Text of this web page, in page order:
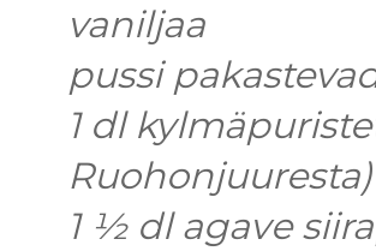
vaniljaa
pussi
1 dl
Ruohonjuuresta)
1 ½ dl agave